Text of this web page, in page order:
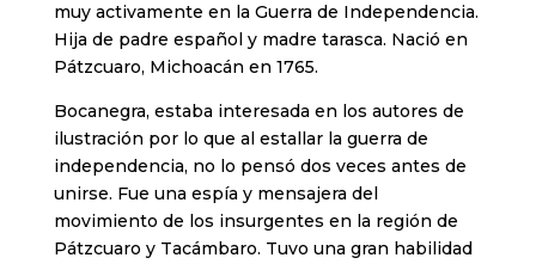
muy activamente en la Guerra de Independencia.
Hija de padre español y madre tarasca. Nació en
Pátzcuaro, Michoacán en 1765.
Bocanegra, estaba interesada en los autores de
ilustración por lo que al estallar la guerra de
independencia, no lo pensó dos veces antes de
unirse. Fue una espía y mensajera del
movimiento de los insurgentes en la región de
Pátzcuaro y Tacámbaro. Tuvo una gran habilidad